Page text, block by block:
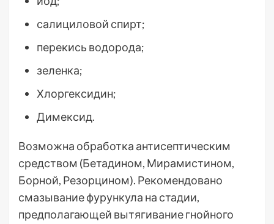
салициловой спирт;
перекись водорода;
зеленка;
Хлоргексидин;
Димексид.
Возможна обработка антисептическим
средством (Бетадином, Мирамистином,
Борной, Резорцином). Рекомендовано
смазывание фурункула на стадии,
предполагающей вытягивание гнойного